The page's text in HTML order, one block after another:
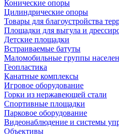
Конические опоры
Цилиндрические опоры
Товары для благоустройства
Площадки для выгула и
Детские площадки
Встраиваемые батуты
Маломобильные группы
Геопластика
Канатные комплексы
Игровое оборудование
Горки из нержавеющей стали
Спортивные площадки
Парковое оборудование
Видеонаблюдение и системы
Объективы